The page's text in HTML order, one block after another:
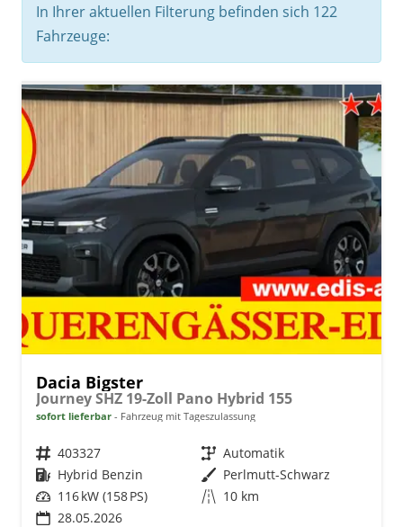
In Ihrer aktuellen Filterung befinden sich 122
Fahrzeuge:
Dacia Bigster
Journey SHZ 19-Zoll Pano Hybrid 155
sofort lieferbar Fahrzeug mit Tageszulassung
Fahrzeugnr. 403327 Getriebe Automatik
Kraftstoff Hybrid Benzin Außenfarbe Perlmutt-Schwarz
Leistung 116 kW (158 PS) Kilometerstand 10 km
28.05.2026